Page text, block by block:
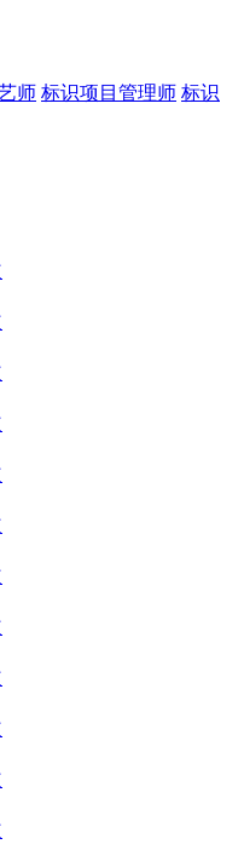
师 标识项目管理师 标识